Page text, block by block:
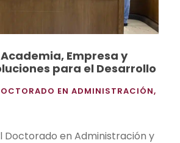
Empresa y
para el Desarrollo
EN ADMINISTRACIÓN,
Doctorado en Administración y